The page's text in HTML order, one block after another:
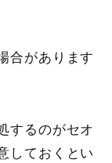
合があります
するのがセオ
しておくとい